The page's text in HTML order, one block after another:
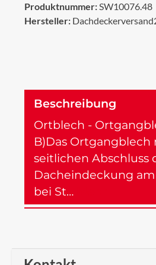
Produktnummer:SW10076.48
Hersteller:
Beschreibung
Ortblech -
B)Das Ortgangblech
seitlichen Abschluss
Dacheindeckung
bei St…